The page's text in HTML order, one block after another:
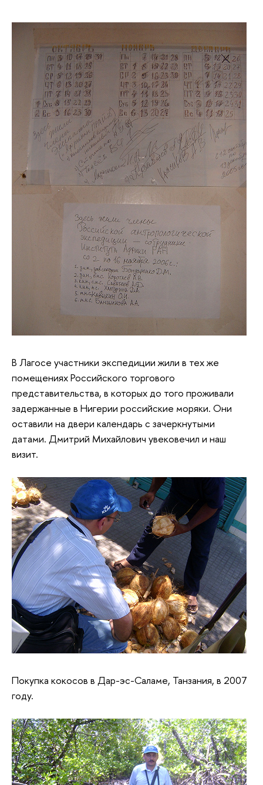
В Лагосе участники экспедиции жили в тех же
помещениях Российского торгового
представительства, в которых до того проживали
задержанные в Нигерии российские моряки. Они
оставили на двери календарь с зачеркнутыми
датами. Дмитрий Михайлович увековечил и наш
визит.
Покупка кокосов в Дар-эс-Саламе, Танзания, в 2007
году.